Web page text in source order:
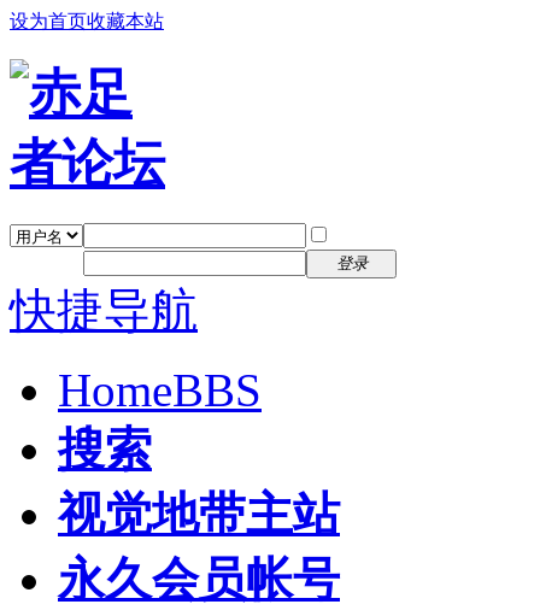
设为首页收藏本站
登录
快捷导航
HomeBBS
搜索
视觉地带主站
永久会员帐号